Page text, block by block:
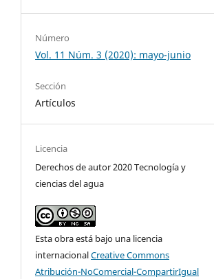
Número
Vol. 11 Núm. 3 (2020): mayo-junio
Sección
Artículos
Licencia
Derechos de autor 2020 Tecnología y
ciencias del agua
Esta obra está bajo una licencia
internacionalCreative Commons
Atribución-NoComercial-CompartirIgual